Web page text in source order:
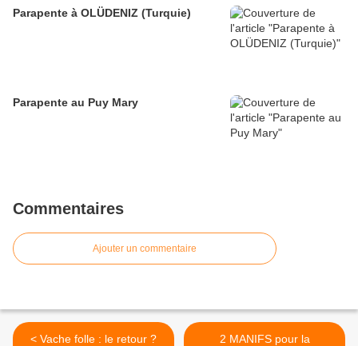
Parapente à OLÜDENIZ (Turquie)
Parapente au Puy Mary
Commentaires
Ajouter un commentaire
< Vache folle : le retour ?
2 MANIFS pour la